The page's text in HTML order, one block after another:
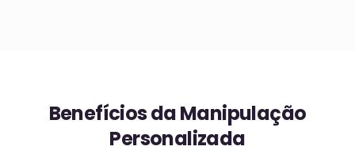
Benefícios da Manipulação
Personalizada